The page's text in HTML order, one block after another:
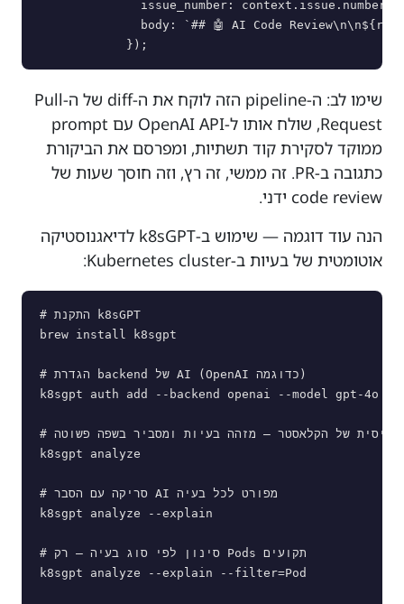
              issue_number: context.issue.number,
body: `## 🤖 AI Code
שימו לב: ה-pipeline הזה לוקח את ה-diff של ה-Pull
Request, שולח אותו ל-OpenAI API עם prompt
ממוקד לסקירת קוד תשתיות, ומפרסם את הביקורת
כתגובה ב-PR. זה ממשי, זה רץ, וזה חוסך שעות של
code review ידני.
הנה עוד דוגמה — שימוש ב-k8sGPT לדיאגנוסטיקה
אוטומטית של בעיות ב-Kubernetes cluster:
# התקנת k8sGPT
brew install k8sgpt
# הגדרת backend של AI (OpenAI כדוגמה)
k8sgpt auth add --backend openai --model gpt-4o
# סריקה בסיסית של הקלאסטר — מזהה בעיות ומסביר בשפה פשוטה
k8sgpt analyze
# סריקה עם הסבר AI מפורט לכל בעיה
k8sgpt analyze --explain
# סינון לפי סוג בעיה — רק Pods תקועים
k8sgpt analyze --explain --filter=Pod